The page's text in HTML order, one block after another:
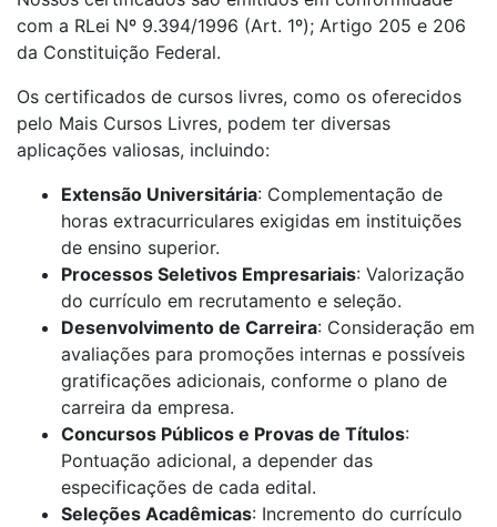
com a RLei Nº 9.394/1996 (Art. 1º); Artigo 205 e 206
da Constituição Federal.
Os certificados de cursos livres, como os oferecidos
pelo Mais Cursos Livres, podem ter diversas
aplicações valiosas, incluindo:
Extensão Universitária: Complementação de
horas extracurriculares exigidas em instituições
de ensino superior.
Processos Seletivos Empresariais: Valorização
do currículo em recrutamento e seleção.
Desenvolvimento de Carreira: Consideração em
avaliações para promoções internas e possíveis
gratificações adicionais, conforme o plano de
carreira da empresa.
Concursos Públicos e Provas de Títulos:
Pontuação adicional, a depender das
especificações de cada edital.
Seleções Acadêmicas: Incremento do currículo